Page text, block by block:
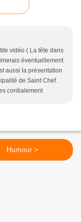
vidéo ( La tête dans
éventuellement
aussi la présentation
de Saint Chef.
cordialement
Humour >